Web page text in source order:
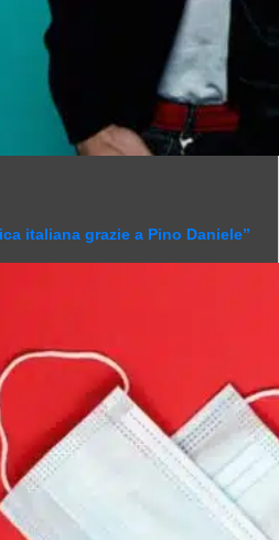
italiana grazie a Pino Daniele”